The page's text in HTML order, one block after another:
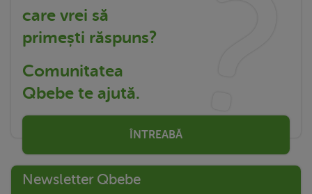
care vrei să
primești răspuns?
Comunitatea
Qbebe te ajută.
ÎNTREABĂ
Newsletter Qbebe